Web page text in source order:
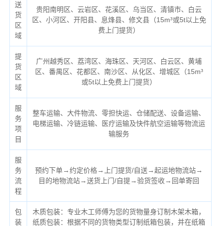
送
货
区
域
贵阳南明区、云岩区、花溪区、乌当区、清镇市、白云
区、小河区、开阳县、息烽县、修文县（15m³或5t以上免
费上门提货）
提
货
区
域
广州越秀区、荔湾区、海珠区、天河区、白云区、黄埔
区、番禺区、花都区、南沙区、从化区、增城区（15m³
或5t以上免费上门提货）
服
务
项
目
整车运输、大件物流、零担快运、仓储配送、设备运输、
电梯运输、冷链运输、医疗运输及快件航空运输等物流运
输服务
服
务
流
程
预约下单→约定价格→上门提货/自送→起运地物流站→
目的地物流站→送货上门/自提→验货签收→回单寄回
包
装
木质包装：专业木工师傅为您的货物量身订制木架木箱，
纸质包装：根据不同的货物类型订制纸箱包装，并在纸箱